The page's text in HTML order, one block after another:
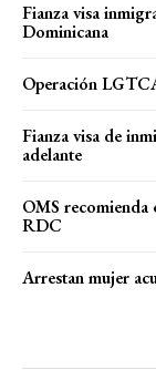
Fianza visa
Dominicana
Operación
Fianza visa de
adelante
OMS recomienda
RDC
Arrestan mujer